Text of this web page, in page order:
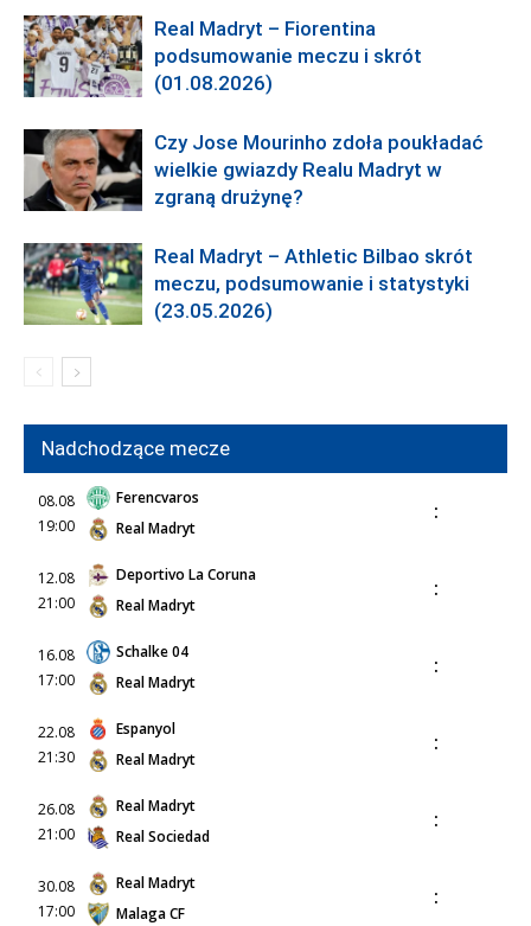
Real Madryt – Fiorentina
podsumowanie meczu i skrót
(01.08.2026)
Czy Jose Mourinho zdoła poukładać
wielkie gwiazdy Realu Madryt w
zgraną drużynę?
Real Madryt – Athletic Bilbao skrót
meczu, podsumowanie i statystyki
(23.05.2026)
Nadchodzące mecze
08.08
19:00
Ferencvaros
Real Madryt
:
12.08
21:00
Deportivo La Coruna
Real Madryt
:
16.08
17:00
Schalke 04
Real Madryt
:
22.08
21:30
Espanyol
Real Madryt
:
26.08
21:00
Real Madryt
Real Sociedad
:
30.08
17:00
Real Madryt
Malaga CF
: